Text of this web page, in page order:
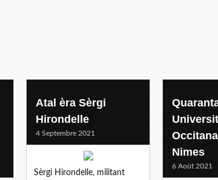
Atal èra Sèrgi
Hirondelle
4 Septembre 2021
Sèrgi Hirondelle, militant
Nimes
6 Août 2021